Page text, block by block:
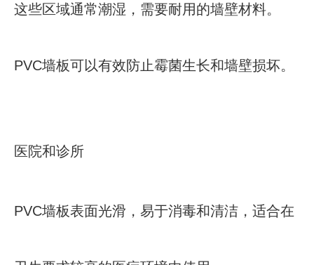
这些区域通常潮湿，需要耐用的墙壁材料。
PVC墙板可以有效防止霉菌生长和墙壁损坏。
医院和诊所
PVC墙板表面光滑，易于消毒和清洁，适合在